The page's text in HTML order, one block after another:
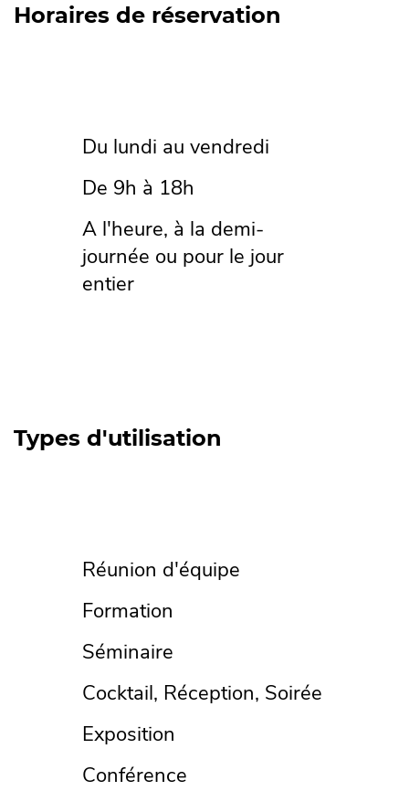
Horaires de réservation
Du lundi au vendredi
De 9h à 18h
A l'heure, à la demi-
journée ou pour le jour
entier
Types d'utilisation
Réunion d'équipe
Formation
Séminaire
Cocktail, Réception, Soirée
Exposition
Conférence